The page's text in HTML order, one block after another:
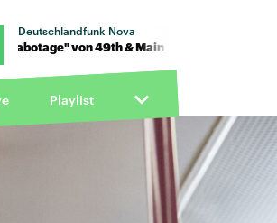
Deutschlandfunk Nova
49th & Main · "Self sabotage" von 49th &
Playlist